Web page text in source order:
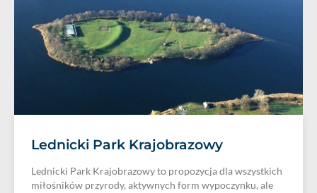
Lednicki Park Krajobrazowy
Lednicki Park Krajobrazowy to propozycja dla wszystkich
miłośników przyrody, aktywnych form wypoczynku, ale